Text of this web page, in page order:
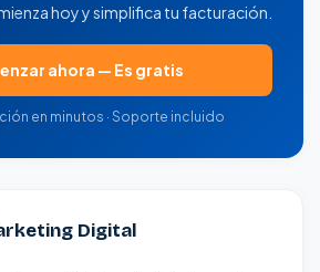
hoy y simplifica tu facturación.
ahora — Es gratis
en minutos · Soporte incluido
Digital